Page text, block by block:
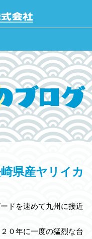
県産ヤリイカ
ドを速めて九州に接近
０年に一度の猛烈な台